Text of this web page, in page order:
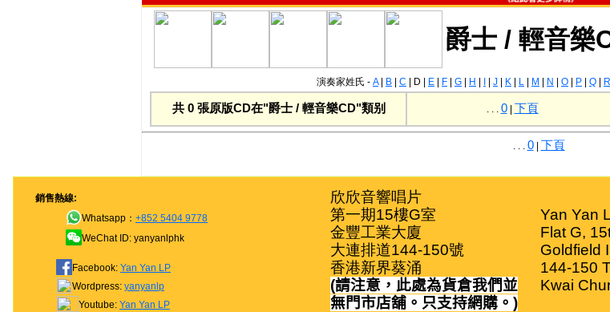
爵士 / 輕音樂
演奏家姓氏 - A| B | C | D | E | F | G | H | I | J | K | L | M | N | O | P | Q | R
共 0 張原版CD在"爵士 / 輕音樂CD"類别 0 | 下頁
0 | 下頁
銷售熱線:
Whatsapp： +852 5404 9778
WeChat ID: yanyanlphk
Facebook: Yan Yan LP
Wordpress: yanyanlp
Youtube: Yan Yan LP
欣欣音響唱片
第一期15樓G室
金豐工業大廈
大連排道144-150號
香港新界葵涌
(請注意，此處為貨倉我們並
無門市店舖。只支持網購。 )
Yan Yan
Flat G,
Goldfield
144-150
Kwai